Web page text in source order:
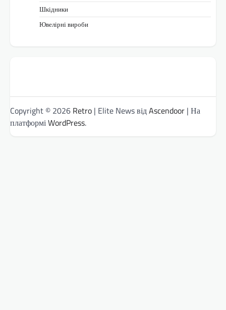
Шкідники
Ювелірні вироби
Copyright © 2026 Retro | Elite News відAscendoor | На
платформіWordPress.